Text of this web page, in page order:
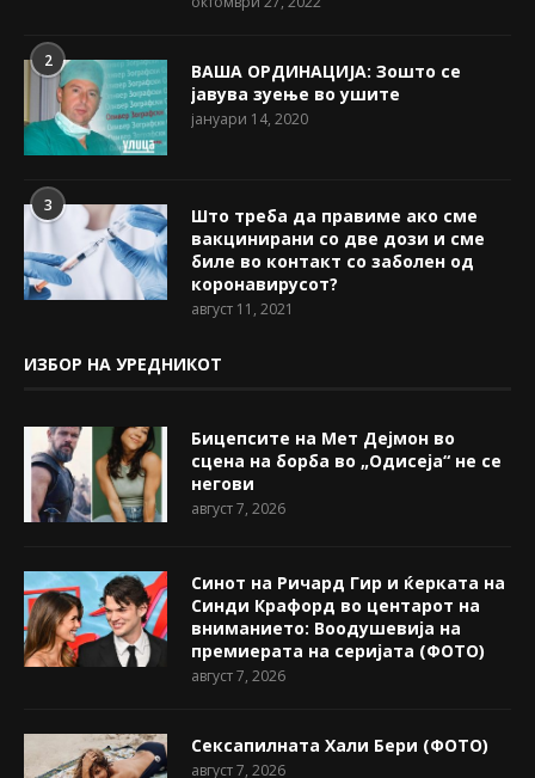
2
ВАША ОРДИНАЦИЈА: Зошто се
јавува зуење во ушите
јануари 14, 2020
3
Што треба да правиме ако сме
вакцинирани со две дози и сме
биле во контакт со заболен од
коронавирусот?
август 11, 2021
ИЗБОР НА УРЕДНИКОТ
Бицепсите на Мет Дејмон во
сцена на борба во „Одисеја“ не се
негови
август 7, 2026
Синот на Ричард Гир и ќерката на
Синди Крафорд во центарот на
вниманието: Воодушевија на
премиерата на серијата (ФОТО)
август 7, 2026
Сексапилната Хали Бери (ФОТО)
август 7, 2026